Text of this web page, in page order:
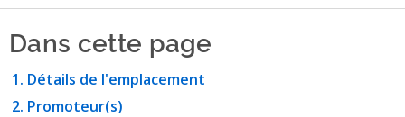
Dans cette page
Détails de l'emplacement
Promoteur(s)